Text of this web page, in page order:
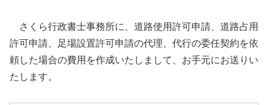
さくら行政書士事務所に、道路使用許可申請、道路占用
許可申請、足場設置許可申請の代理、代行の委任契約を依
頼した場合の費用を作成いたしまして、お手元にお送りい
たします。